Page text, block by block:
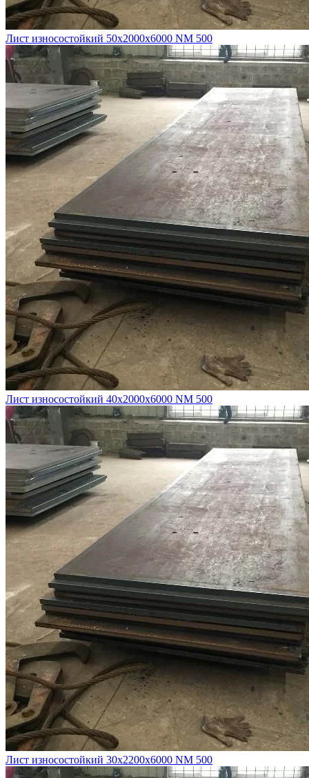
Лист износостойкий 50х2000х6000 NM 500
Лист износостойкий 40х2000х6000 NM 500
Лист износостойкий 30х2200х6000 NM 500